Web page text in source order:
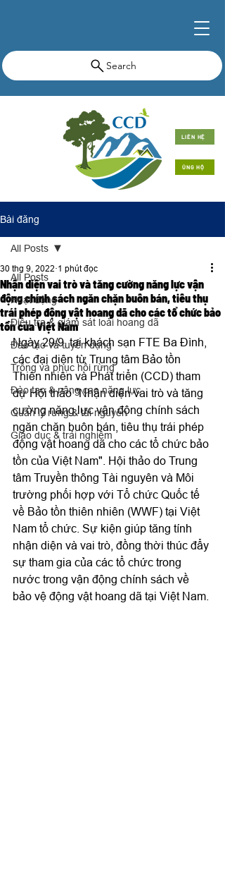
Search
LIÊN HỆ
ỦNG HỘ
Bài đăng
All Posts
Hoạt động
Điều tra & giám sát loài hoang dã
Đào tạo và tuyển dụng
Trồng và phục hồi rừng
Đào tạo & nâng cao năng lực
Quản lý rừng & tài nguyên
Giáo dục & trải nghiệm
All Posts
Nhận diện vai trò và tăng cường năng lực vận
động chính sách ngăn chặn buôn bán, tiêu thụ
trái phép động vật hoang dã cho các tổ chức bảo
tồn của Việt Nam
30 thg 9, 2022 1 phút đọc
Ngày 29/9, tại khách sạn FTE Ba Đình,
các đại diện từ Trung tâm Bảo tồn
Thiên nhiên và Phát triển (CCD) tham
dự Hội thảo "Nhận diện vai trò và tăng
cường năng lực vận động chính sách
ngăn chặn buôn bán, tiêu thụ trái phép
động vật hoang dã cho các tổ chức bảo
tồn của Việt Nam". Hội thảo do Trung
tâm Truyền thông Tài nguyên và Môi
trường phối hợp với Tổ chức Quốc tế
về Bảo tồn thiên nhiên (WWF) tại Việt
Nam tổ chức. Sự kiện giúp tăng tính
nhận diện và vai trò, đồng thời thúc đẩy
sự tham gia của các tổ chức trong
nước trong vận động chính sách về
bảo vệ động vật hoang dã tại Việt Nam.